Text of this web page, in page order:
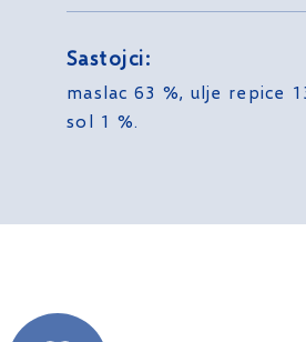
Sastojci:
maslac 63 %, ulje repice
sol 1 %.